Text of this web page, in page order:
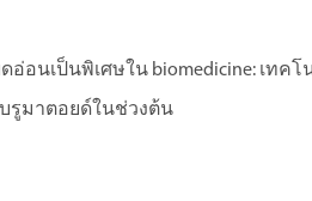
อ่อนเป็นพิเศษใน biomedicine: เทค
รูมาตอยด์ในช่วงต้น